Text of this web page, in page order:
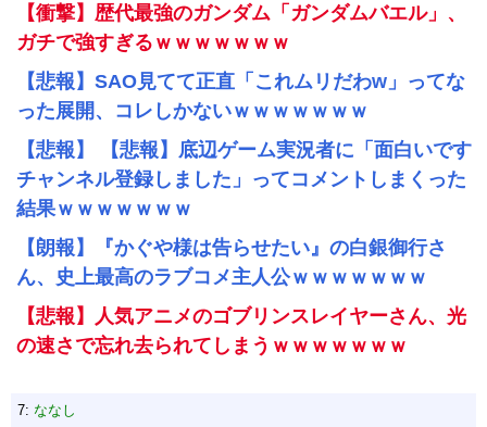
【衝撃】歴代最強のガンダム「ガンダムバエル」、
ガチで強すぎるｗｗｗｗｗｗｗ
【悲報】SAO見てて正直「これムリだわw」ってな
った展開、コレしかないｗｗｗｗｗｗｗ
【悲報】 【悲報】底辺ゲーム実況者に「面白いです
チャンネル登録しました」ってコメントしまくった
結果ｗｗｗｗｗｗｗ
【朗報】『かぐや様は告らせたい』の白銀御行さ
ん、史上最高のラブコメ主人公ｗｗｗｗｗｗｗ
【悲報】人気アニメのゴブリンスレイヤーさん、光
の速さで忘れ去られてしまうｗｗｗｗｗｗｗ
7: ななし